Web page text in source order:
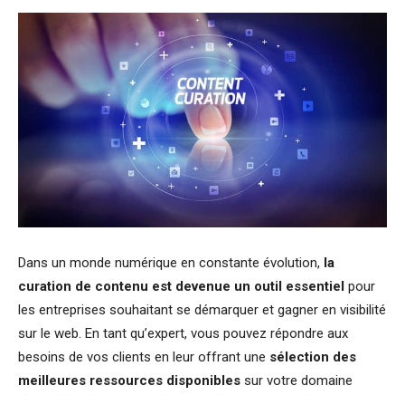
Dans un monde numérique en constante évolution, la
curation de contenu est devenue un outil essentiel pour
les entreprises souhaitant se démarquer et gagner en visibilité
sur le web. En tant qu’expert, vous pouvez répondre aux
besoins de vos clients en leur offrant une sélection des
meilleures ressources disponibles sur votre domaine